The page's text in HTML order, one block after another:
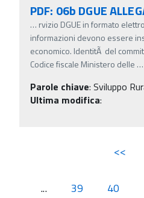
PDF: 06b DGUE
… rvizio DGUE in formato
informazioni devono essere
economico. IdentitÃ del
Codice fiscale Ministero delle …
Parole chiave: Sviluppo
Ultima modifica:
<<
... 39 40